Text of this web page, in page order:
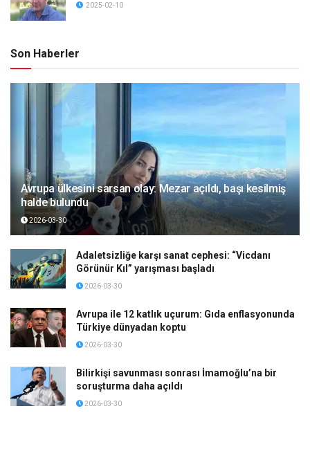
2025-02-10
Son Haberler
Avrupa ülkesini sarsan olay: Mezar açıldı, başı kesilmiş
halde bulundu
2026-03-30
Adaletsizliğe karşı sanat cephesi: “Vicdanı
Görünür Kıl” yarışması başladı
2026-03-30
Avrupa ile 12 katlık uçurum: Gıda enflasyonunda
Türkiye dünyadan koptu
2026-03-30
Bilirkişi savunması sonrası İmamoğlu’na bir
soruşturma daha açıldı
2026-03-30